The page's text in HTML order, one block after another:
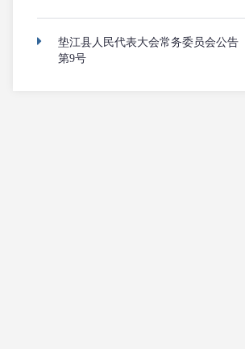
垫江县人民代表大会常务委员会公告
第9号